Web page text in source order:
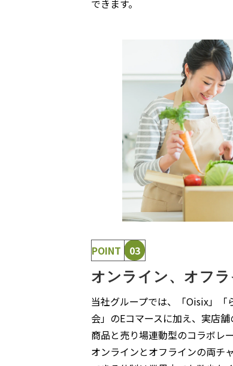
できます。​
POINT 03
オンライン、​オフ
当社グループでは、​「Oisix」​「
会」の​Eコマースに​加え、​実店
商品と​売り​場連動型の​コラボレ
オンラインと​オフラインの​両チ